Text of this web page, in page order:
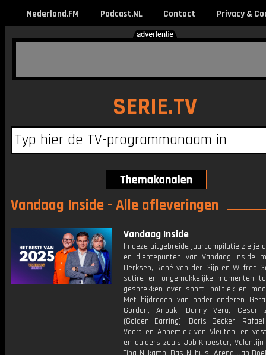
Nederland.FM Podcast.NL Contact Privacy &
SERIE.TV
Vandaag Inside - Alle afleveringen
Vandaag Inside
In deze uitgebreide jaarcompilatie zie je
en dieptepunten van Vandaag Inside
Derksen, René van der Gijp en Wilfred
satire en ongemakkelijke momenten
gesprekken over sport, politiek en
Met bijdragen van onder anderen
Gordon, Anouk, Danny Vera, Cesar
(Golden Earring), Boris Becker,
Vaart en Annemiek van Vleuten, en
en duiders zoals Job Knoester, Valentijn